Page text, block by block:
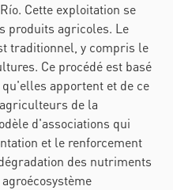
Cette exploitation se
produits agricoles. Le
traditionnel, y compris le
Ce procédé est basé
apportent et de ce
de la
d'associations qui
et le renforcement
des nutriments